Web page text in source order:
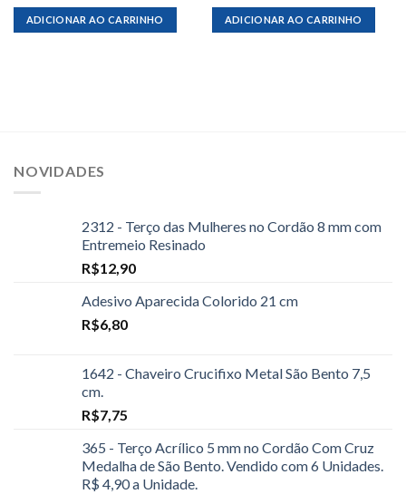
ADICIONAR AO CARRINHO ADICIONAR AO CARRINHO
NOVIDADES
2312 - Terço das Mulheres no Cordão 8 mm com
Entremeio Resinado
R$12,90
Adesivo Aparecida Colorido 21 cm
R$6,80
1642 - Chaveiro Crucifixo Metal São Bento 7,5
cm.
R$7,75
365 - Terço Acrílico 5 mm no Cordão Com Cruz
Medalha de São Bento. Vendido com 6 Unidades.
R$ 4,90 a Unidade.